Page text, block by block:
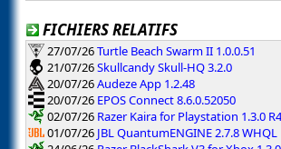
FICHIERS RELATIFS
27/07/26Turtle Beach Swarm II 1.0.0.51
21/07/26Skullcandy Skull-HQ 3.2.0
20/07/26Audeze App 1.2.48
20/07/26 EPOS Connect 8.6.0.52050
02/07/26 Razer Kaira for Playstation 1.3.0 R4
01/07/26 JBL QuantumENGINE 2.7.8 WHQL